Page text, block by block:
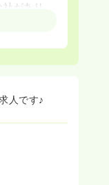
があり、
人です♪